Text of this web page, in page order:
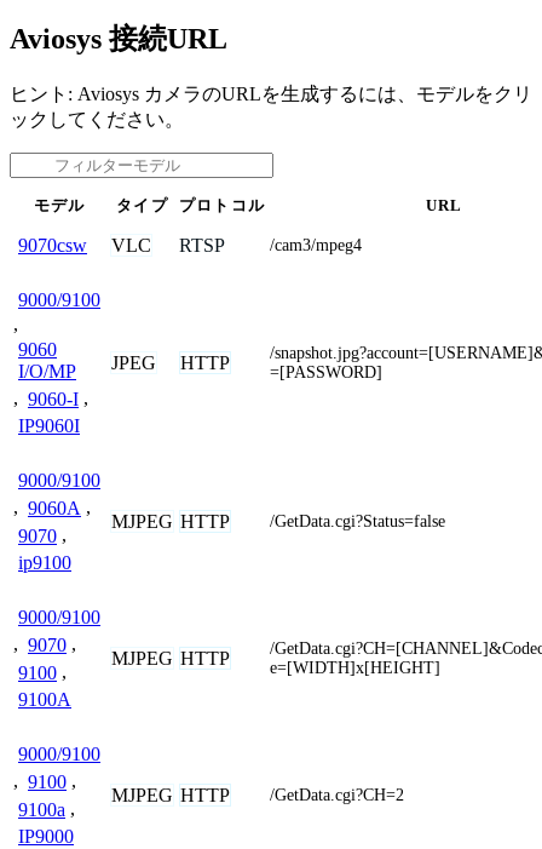
Aviosys 接続URL
ヒント: Aviosys カメラのURLを生成するには、モデルをクリ
ックしてください。
モデル タイプ プロトコル URL
9070csw VLC RTSP /cam3/mpeg4
9000/9100
,
9060
I/O/MP
, 9060-I ,
IP9060I
JPEG HTTP
/
=[PASSWORD]
9000/9100
, 9060A ,
9070 ,
ip9100
MJPEG HTTP /GetData.cgi?Status=false
9000/9100
, 9070 ,
9100 ,
9100A
MJPEG HTTP
/
e=[WIDTH]x[HEIGHT]
9000/9100
, 9100 ,
9100a ,
IP9000
MJPEG HTTP /GetData.cgi?CH=2